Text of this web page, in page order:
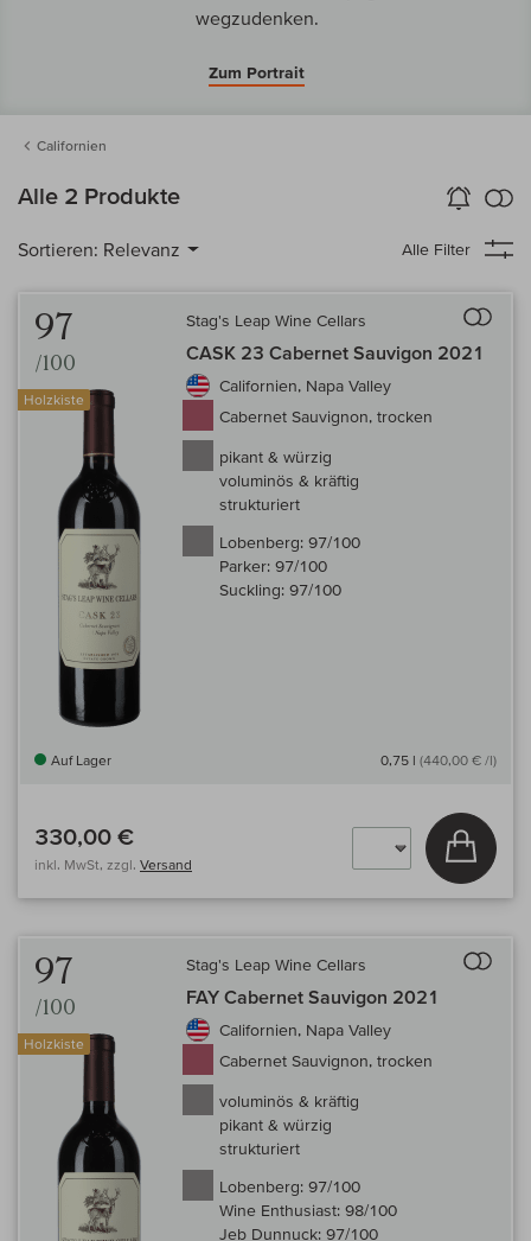
wegzudenken.
Zum Portrait
Californien
Alle 2 Produkte Wein-Alarm
aktivieren
Sortieren: Relevanz Alle Filter
97
/100
Holzkiste
Stag's Leap Wine Cellars
CASK 23 Cabernet Sauvigon 2021
Californien, Napa Valley
Cabernet Sauvignon, trocken
pikant & würzig
voluminös & kräftig
strukturiert
Lobenberg: 97/100
Parker: 97/100
Suckling: 97/100
Auf Lager 0,75 l (440,00 € /l)
330,00 €
inkl. MwSt, zzgl. Versand
In
97
/100
Holzkiste
Stag's Leap Wine Cellars
FAY Cabernet Sauvigon 2021
Californien, Napa Valley
Cabernet Sauvignon, trocken
voluminös & kräftig
pikant & würzig
strukturiert
Lobenberg: 97/100
Wine Enthusiast: 98/100
Jeb Dunnuck: 97/100